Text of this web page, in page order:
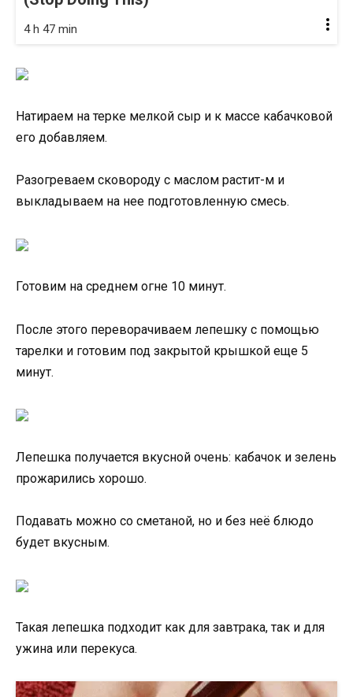
4 h 47 min
Натираем на терке мелкой сыр и к массе кабачковой
его добавляем.
Разогреваем сковороду с маслом растит-м и
выкладываем на нее подготовленную смесь.
Готовим на среднем огне 10 минут.
После этого переворачиваем лепешку с помощью
тарелки и готовим под закрытой крышкой еще 5
минут.
Лепешка получается вкусной очень: кабачок и зелень
прожарились хорошо.
Подавать можно со сметаной, но и без неё блюдо
будет вкусным.
Такая лепешка подходит как для завтрака, так и для
ужина или перекуса.